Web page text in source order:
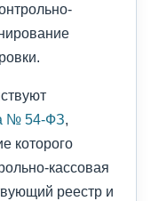
№ 54-ФЗ,
которого
кассовая
реестр и